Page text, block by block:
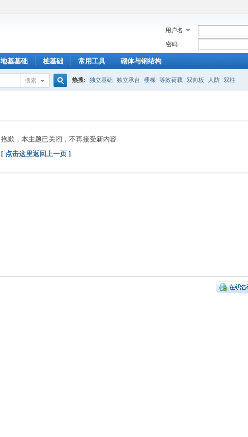
用户名
密码
地基基础 桩基础 常用工具 砌体与钢结构
搜索
索
热搜: 独立基础 独立承台 楼梯 等效荷载 双向板 人防 双柱
抱歉，本主题已关闭，不再接受新内容
[ 点击这里返回上一页 ]